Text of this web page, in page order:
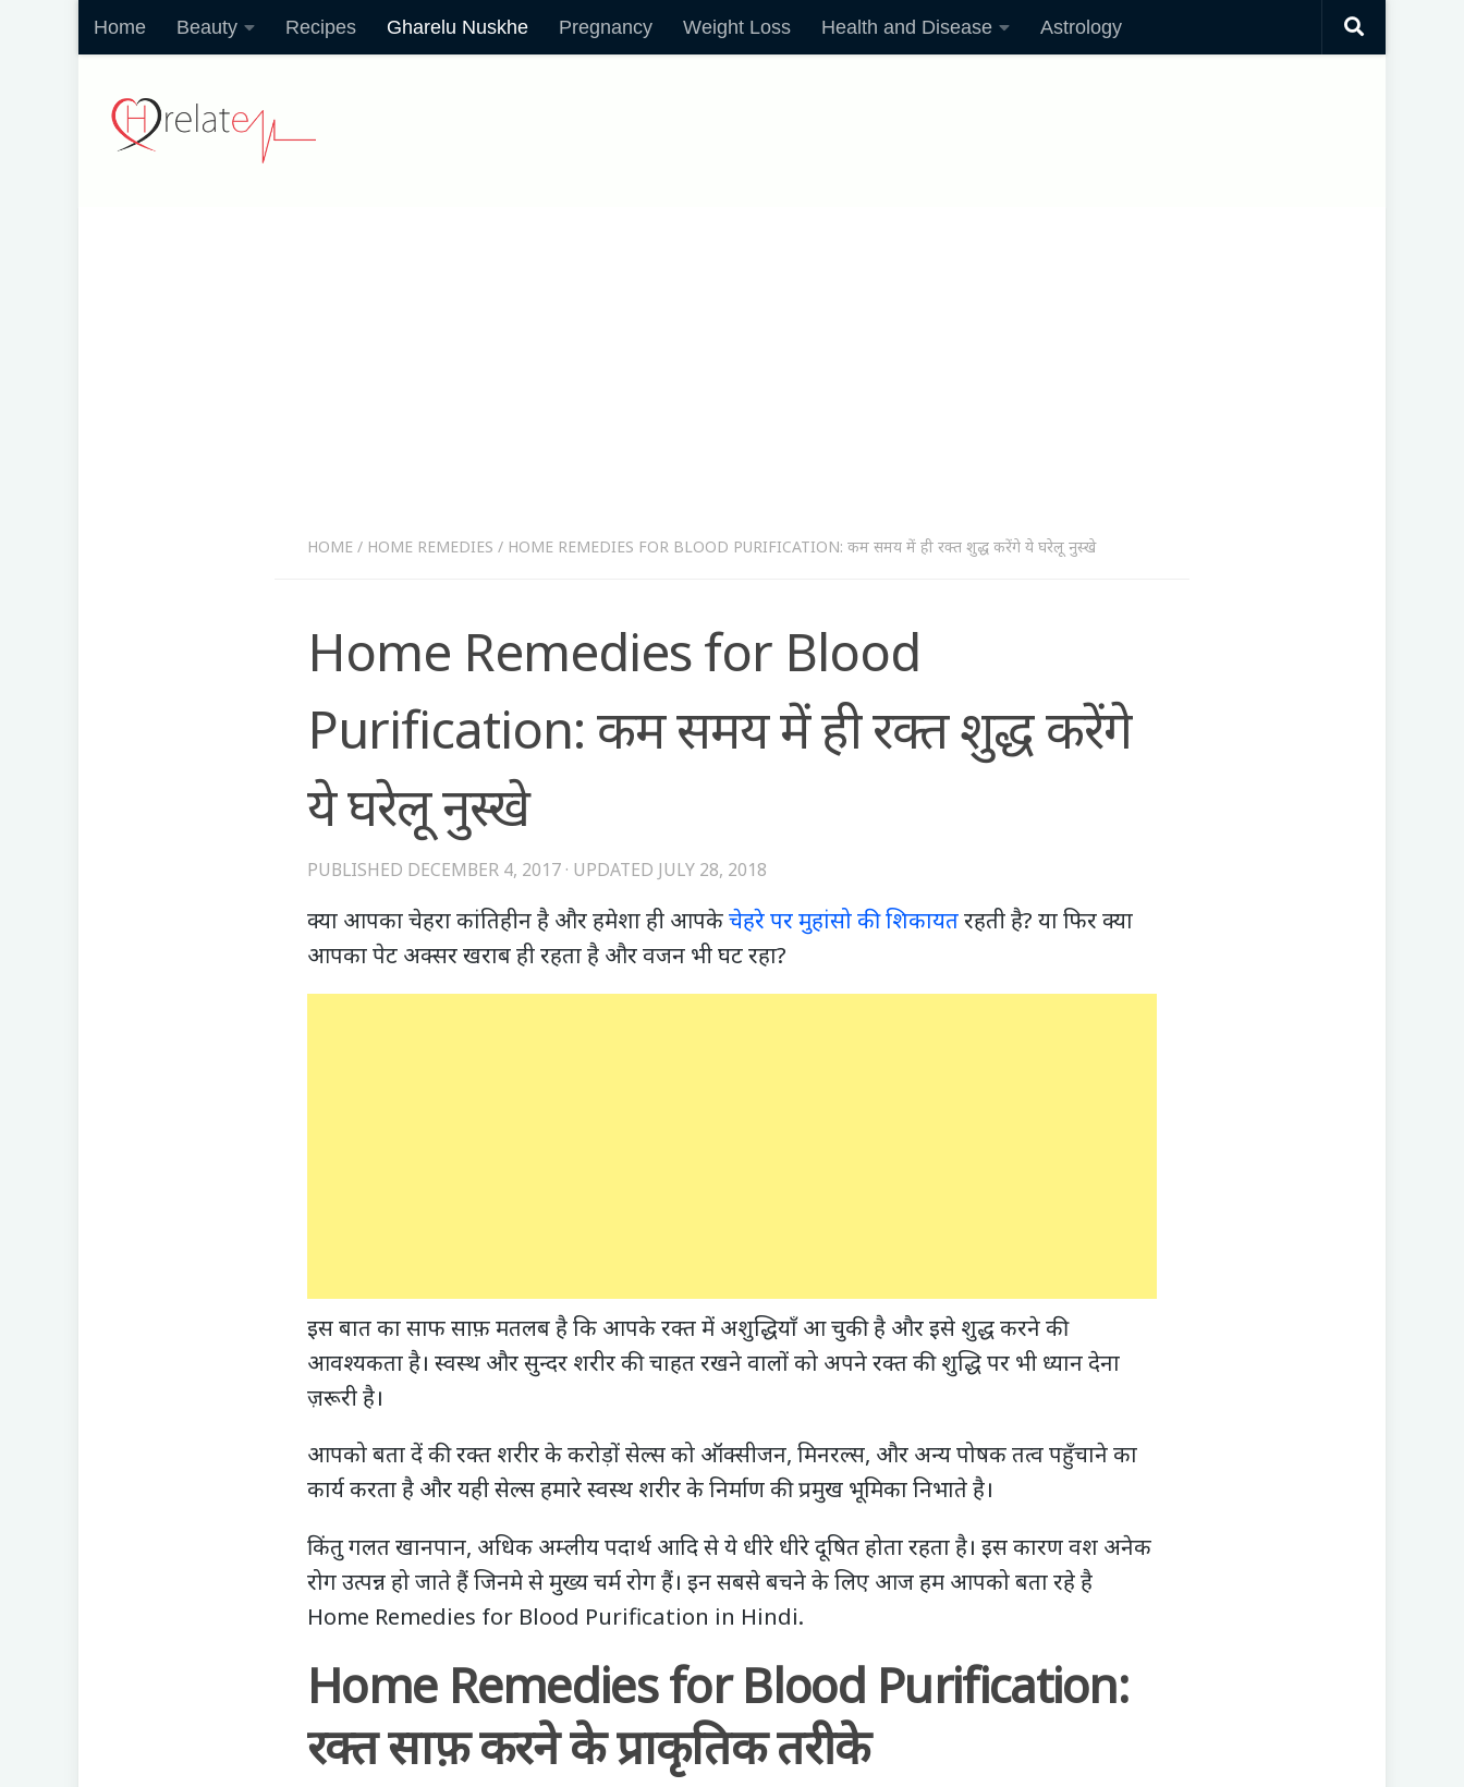
Home Beauty Recipes Gharelu Nuskhe Pregnancy Weight Loss Health and Disease Astrology
HOME / HOME REMEDIES / HOME REMEDIES FOR BLOOD PURIFICATION: कम समय में ही रक्त शुद्ध करेंगे ये घरेलू नुस्खे
Home Remedies for Blood
Purification: कम समय में ही रक्त शुद्ध करेंगे
ये घरेलू नुस्खे
PUBLISHED DECEMBER 4, 2017 · UPDATED JULY 28, 2018
क्‍या आपका चेहरा कांतिहीन है और हमेशा ही आपकेचेहरे पर मुहांसो की शिकायतरहती है? या फिर क्या
आपका पेट अक्सर खराब ही रहता है और वजन भी घट रहा?
इस बात का साफ साफ़ मतलब है कि आपके रक्‍त में अशुद्धियाँ आ चुकी है और इसे शुद्ध करने की
आवश्‍यकता है। स्वस्थ और सुन्दर शरीर की चाहत रखने वालों को अपने रक्त की शुद्धि पर भी ध्यान देना
ज़रूरी है।
आपको बता दें की रक्त शरीर के करोड़ों सेल्स को ऑक्सीजन, मिनरल्स, और अन्य पोषक तत्व पहुँचाने का
कार्य करता है और यही सेल्स हमारे स्वस्थ शरीर के निर्माण की प्रमुख भूमिका निभाते है।
किंतु गलत खानपान, अधिक अम्लीय पदार्थ आदि से ये धीरे धीरे दूषित होता रहता है। इस कारण वश अनेक
रोग उत्पन्न हो जाते हैं जिनमे से मुख्य चर्म रोग हैं। इन सबसे बचने के लिए आज हम आपको बता रहे है
Home Remedies for Blood Purification in Hindi.
Home Remedies for Blood Purification:
रक्त साफ़ करने के प्राकृतिक तरीके